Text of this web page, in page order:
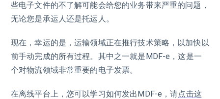
些电子文件的不了解可能会给您的业务带来严重的问题，
无论您是承运人还是托运人。
现在，幸运的是，运输领域正在推行技术策略，以加快以
前手动完成的所有过程。其中之一就是MDF-e，这是一
个对物流领域非常重要的电子发票。
在离线平台上，您可以学习如何发出MDF-e，请点击这